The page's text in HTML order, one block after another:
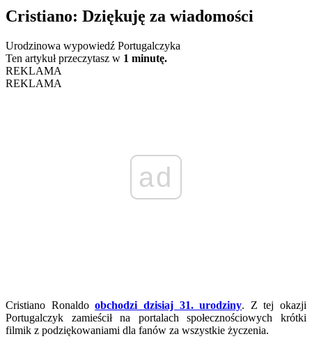
Cristiano: Dziękuję za wiadomości
Urodzinowa wypowiedź Portugalczyka
Ten artykuł przeczytasz w 1 minutę.
REKLAMA
REKLAMA
ad
Cristiano Ronaldoobchodzi dzisiaj 31. urodziny. Z tej okazji
Portugalczyk zamieścił na portalach społecznościowych krótki
filmik z podziękowaniami dla fanów za wszystkie życzenia.